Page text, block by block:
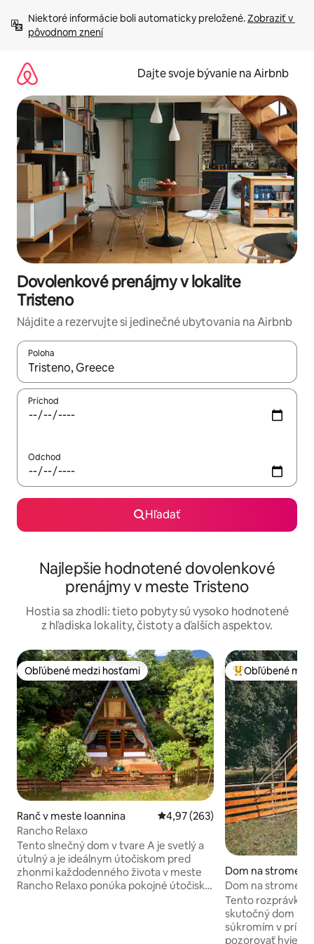
obsah.
Niektoré informácie boli automaticky preložené. Zobraziť v
pôvodnom znení
Dajte svoje bývanie na Airbnb
Dovolenkové prenájmy v lokalite
Tristeno
Nájdite a rezervujte si jedinečné ubytovania na Airbnb
Poloha
Keď budú výsledky k dispozícii, môžete si ich prechádzať
Príchod
Odchod
Hľadať
Najlepšie hodnotené dovolenkové
prenájmy v meste Tristeno
Hostia sa zhodli: tieto pobyty sú vysoko hodnotené
z hľadiska lokality, čistoty a ďalších aspektov.
Obľúbené medzi hosťami
Obľúbené medzi hosťami
Ranč v meste Ioannina Priemerné ohodnotenie 4,97 z
4,97 (263)
Rancho Relaxo
Tento slnečný dom v tvare A je svetlý a
útulný a je ideálnym útočiskom pred
zhonmi každodenného života v meste
Rancho Relaxo ponúka pokojné útočisko
Najobľúbenejšie
Obľúbené
Dom na strome v
nnina
Dom na strome
Tento
skutočný dom na
súkromím v
pozorovať